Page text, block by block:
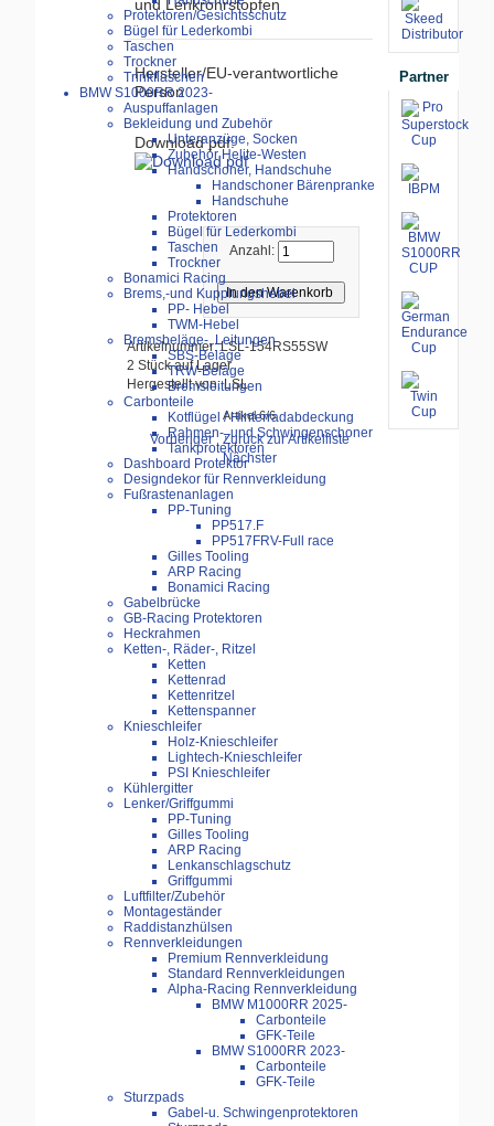
Protektoren/Gesichtsschutz
Bügel für Lederkombi
Taschen
Trockner
Trinkflaschen
BMW S1000RR 2023-
Auspuffanlagen
Bekleidung und Zubehör
Unteranzüge, Socken
Zubehör Helite-Westen
Handschoner, Handschuhe
Handschoner Bärenpranke
Handschuhe
Protektoren
Bügel für Lederkombi
Taschen
Trockner
Bonamici Racing
Brems,-und Kupplungshebel
PP- Hebel
TWM-Hebel
Bremsbeläge-, Leitungen
SBS-Beläge
TRW-Beläge
Bremsleitungen
Carbonteile
Kotflügel / Hinterradabdeckung
Rahmen-, und Schwingenschoner
Tankprotektoren
Dashboard Protektor
Designdekor für Rennverkleidung
Fußrastenanlagen
PP-Tuning
PP517.F
PP517FRV-Full race
Gilles Tooling
ARP Racing
Bonamici Racing
Gabelbrücke
GB-Racing Protektoren
Heckrahmen
Ketten-, Räder-, Ritzel
Ketten
Kettenrad
Kettenritzel
Kettenspanner
Knieschleifer
Holz-Knieschleifer
Lightech-Knieschleifer
PSI Knieschleifer
Kühlergitter
Lenker/Griffgummi
PP-Tuning
Gilles Tooling
ARP Racing
Lenkanschlagschutz
Griffgummi
Luftfilter/Zubehör
Montageständer
Raddistanzhülsen
Rennverkleidungen
Premium Rennverkleidung
Standard Rennverkleidungen
Alpha-Racing Rennverkleidung
BMW M1000RR 2025-
Carbonteile
GFK-Teile
BMW S1000RR 2023-
Carbonteile
GFK-Teile
Sturzpads
Gabel-u. Schwingenprotektoren
und Lenkrohrstopfen
Hersteller/EU-verantwortliche
Person
Download pdf:
Anzahl:
Artikelnummer: LSL-154RS55SW
2 Stück auf Lager
Hergestellt von: LSL
Artikel 6/6
Vorheriger Zurück zur Artikelliste
Nächster
Partner